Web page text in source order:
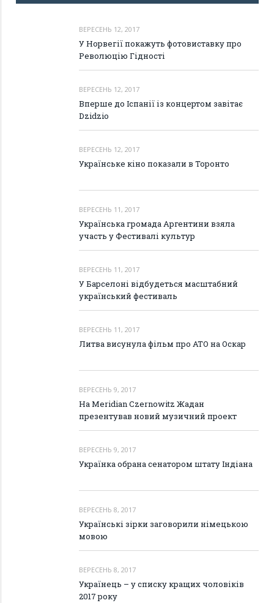
ВЕРЕСЕНЬ 12, 2017
У Норвегії покажуть фотовиставку про
Революцію Гідності
ВЕРЕСЕНЬ 12, 2017
Вперше до Іспанії із концертом завітає
Dzidzio
ВЕРЕСЕНЬ 12, 2017
Українське кіно показали в Торонто
ВЕРЕСЕНЬ 11, 2017
Українська громада Аргентини взяла
участь у Фестивалі культур
ВЕРЕСЕНЬ 11, 2017
У Барселоні відбудеться масштабний
український фестиваль
ВЕРЕСЕНЬ 11, 2017
Литва висунула фільм про АТО на Оскар
ВЕРЕСЕНЬ 9, 2017
На Meridian Czernowitz Жадан
презентував новий музичний проект
ВЕРЕСЕНЬ 9, 2017
Українка обрана сенатором штату Індіана
ВЕРЕСЕНЬ 8, 2017
Українські зірки заговорили німецькою
мовою
ВЕРЕСЕНЬ 8, 2017
Українець – у списку кращих чоловіків
2017 року